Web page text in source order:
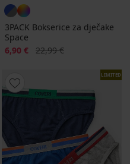
3PACK Bokserice za dječake
Space
Popust
6,90 € Prvobitna cijena
22,99 €
LIMITED